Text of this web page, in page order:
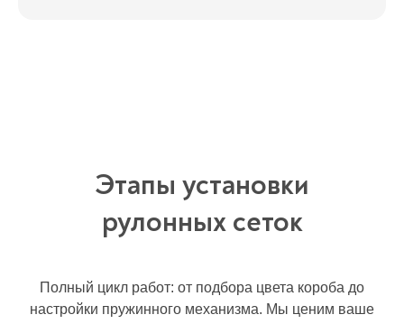
Этапы установки
рулонных сеток
Полный цикл работ: от подбора цвета короба до
настройки пружинного механизма. Мы ценим ваше